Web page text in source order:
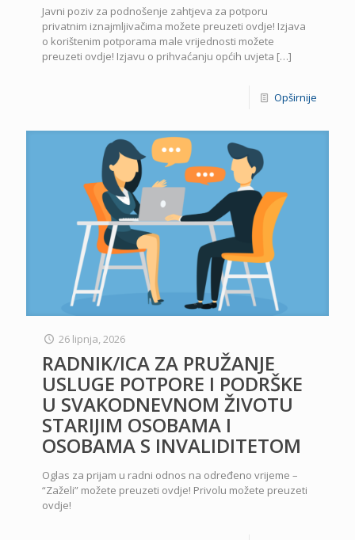
Javni poziv za podnošenje zahtjeva za potporu
privatnim iznajmljivačima možete preuzeti ovdje! Izjava
o korištenim potporama male vrijednosti možete
preuzeti ovdje! Izjavu o prihvaćanju općih uvjeta […]
Opširnije
26 lipnja, 2026
RADNIK/ICA ZA PRUŽANJE
USLUGE POTPORE I PODRŠKE
U SVAKODNEVNOM ŽIVOTU
STARIJIM OSOBAMA I
OSOBAMA S INVALIDITETOM
Oglas za prijam u radni odnos na određeno vrijeme –
“Zaželi” možete preuzeti ovdje! Privolu možete preuzeti
ovdje!